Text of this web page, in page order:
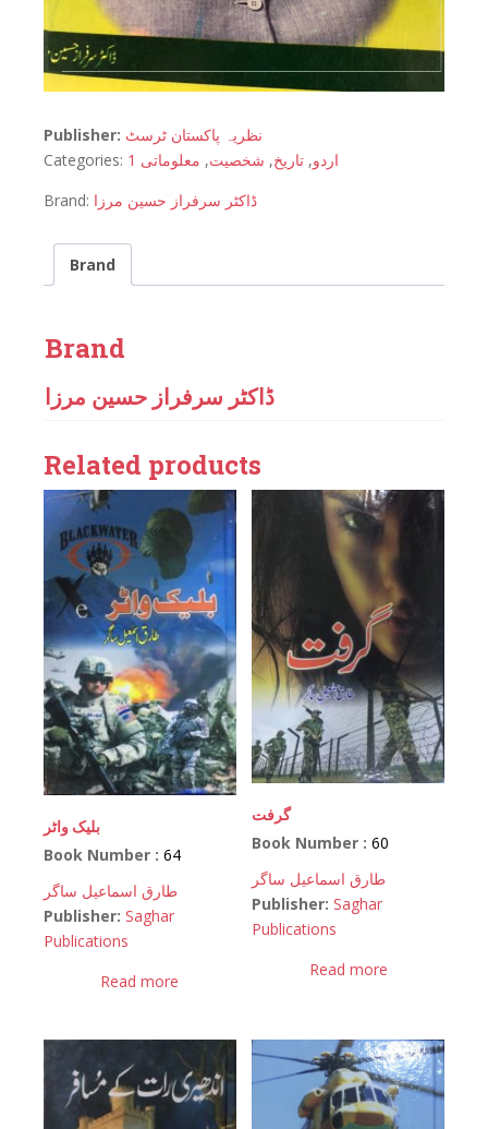
Publisher: نظریہ پاکستان ٹرسٹ
Categories:
اردو, تاریخ, شخصیت, معلوماتی 1
Brand: ڈاکٹر سرفراز حسین مرزا
Brand
Brand
ڈاکٹر سرفراز حسین مرزا
Related products
بلیک واٹر
Book Number : 64
طارق اسماعیل ساگر
Publisher: Saghar
Publications
Read more
گرفت
Book Number :60
طارق اسماعیل ساگر
Publisher: Saghar
Publications
Read more